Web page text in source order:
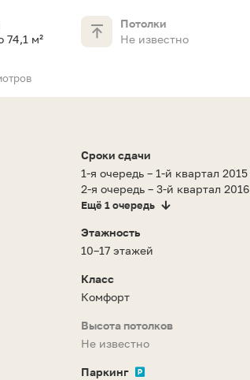
74,1 м²
Потолки
Не известно
Сроки сдачи
1-я очередь – 1-й квартал 2015
2-я очередь – 3-й квартал 2016
Ещё 1 очередь
Этажность
10–17 этажей
Класс
Комфорт
Высота потолков
Не известно
Паркинг